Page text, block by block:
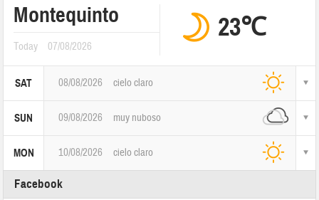
Montequinto
Today 07/08/2026
23℃
SAT 08/08/2026 cielo claro
SUN 09/08/2026 muy nuboso
MON 10/08/2026 cielo claro
Facebook